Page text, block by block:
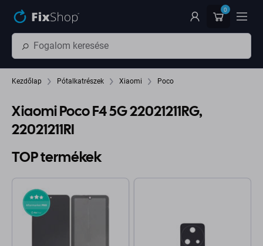
0
Kezdőlap Pótalkatrészek Xiaomi Poco
Xiaomi Poco F4 5G 22021211RG,
22021211RI
TOP termékek